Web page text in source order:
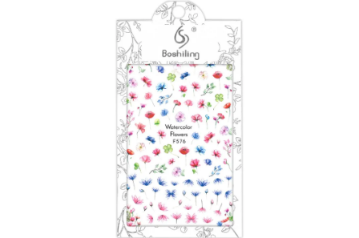
hvězdiček.